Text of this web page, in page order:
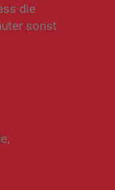
die
sonst